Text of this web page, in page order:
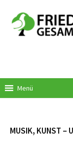
Inhalt
Menü
MUSIK, KUNST –